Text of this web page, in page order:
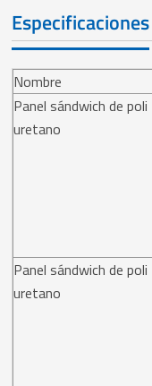
Especificaciones
Nombre
Panel sándwich de poli
uretano
Panel sándwich de poli
uretano